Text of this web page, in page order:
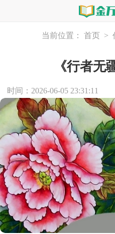
当前位置： 首页 >
《行者无
时间：2026-06-05 23:31:11